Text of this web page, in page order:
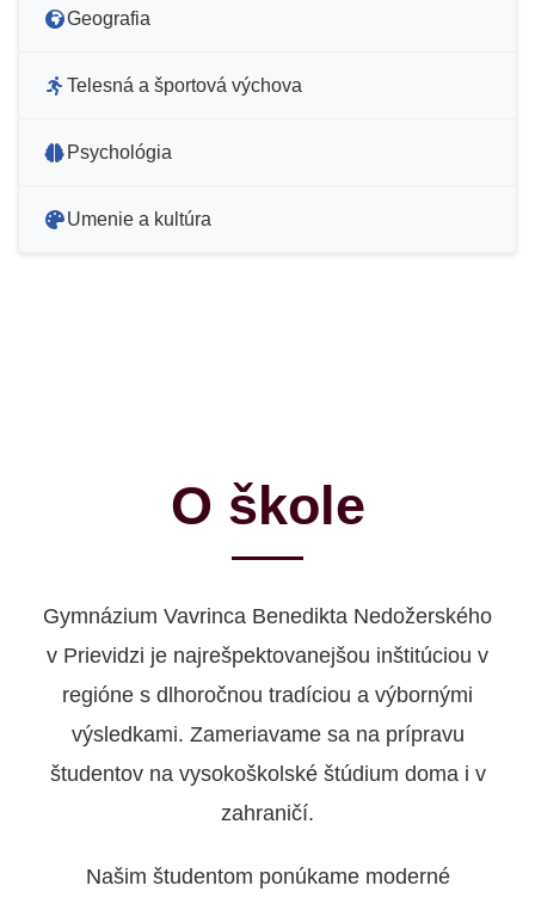
Geografia
Telesná a športová výchova
Psychológia
Umenie a kultúra
O škole
Gymnázium Vavrinca Benedikta Nedožerského
v Prievidzi je najrešpektovanejšou inštitúciou v
regióne s dlhoročnou tradíciou a výbornými
výsledkami. Zameriavame sa na prípravu
študentov na vysokoškolské štúdium doma i v
zahraničí.
Našim študentom ponúkame moderné